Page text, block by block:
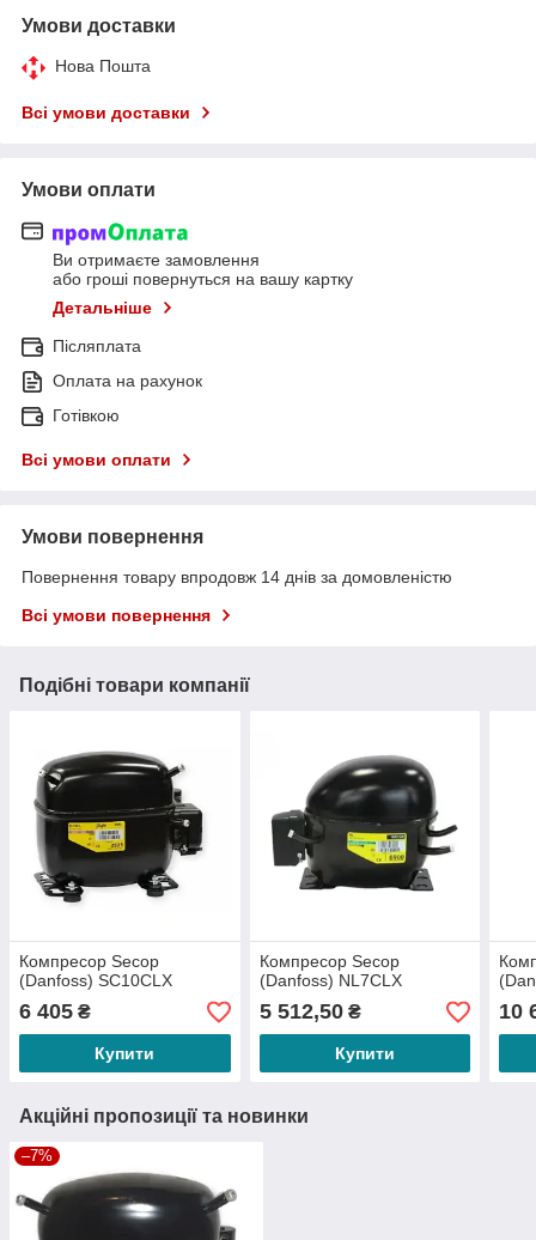
Умови доставки
Нова Пошта
Всі умови доставки
Умови оплати
Ви отримаєте замовлення
або гроші повернуться на вашу картку
Детальніше
Післяплата
Оплата на рахунок
Готівкою
Всі умови оплати
Умови повернення
Повернення товару впродовж 14 днів за домовленістю
Всі умови повернення
Подібні товари компанії
Компресор Secop
(Danfoss) SC10CLX
6 405 ₴
Купити
Компресор Secop
(Danfoss) NL7CLX
5 512,50₴
Купити
10
Акційні пропозиції та новинки
–7%